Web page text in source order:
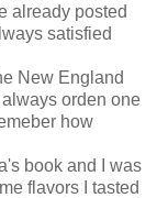
already posted
satisfied
New England
orden one
how
book and I was
flavors I tasted